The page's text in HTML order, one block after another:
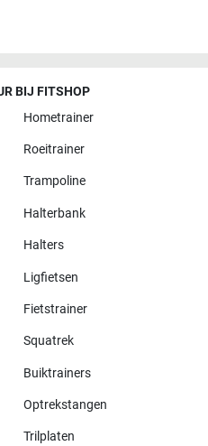
BIJ FITSHOP
Hometrainer
Roeitrainer
Trampoline
Halterbank
Halters
Ligfietsen
Fietstrainer
Squatrek
Buiktrainers
Optrekstangen
Trilplaten